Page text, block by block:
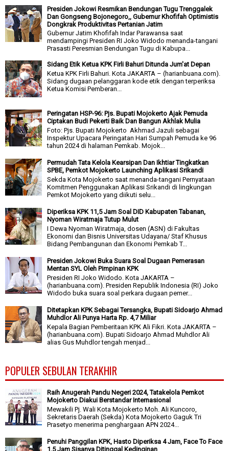
Presiden Jokowi Resmikan Bendungan Tugu Trenggalek
Dan Gongseng Bojonegoro,, Gubernur Khofifah Optimistis
Dongkrak Produktivitas Pertanian Jatim
Gubernur Jatim Khofifah Indar Parawansa saat
mendampingi Presiden RI Joko Widodo menanda-tangani
Prasasti Peresmian Bendungan Tugu di Kabupa...
Sidang Etik Ketua KPK Firli Bahuri Ditunda Jum'at Depan
Ketua KPK Firli Bahuri. Kota JAKARTA – (harianbuana.com).
Sidang dugaan pelanggaran kode etik dengan terperiksa
Ketua Komisi Pemberan...
Peringatan HSP-96: Pjs. Bupati Mojokerto Ajak Pemuda
Ciptakan Budi Pekerti Baik Dan Bangun Akhlak Mulia
Foto: Pjs. Bupati Mojokerto Akhmad Jazuli sebagai
Inspektur Upacara Peringatan Hari Sumpah Pemuda ke 96
tahun 2024 di halaman Pemkab. Mojok...
Permudah Tata Kelola Kearsipan Dan Ikhtiar Tingkatkan
SPBE, Pemkot Mojokerto Launching Aplikasi Srikandi
Sekda Kota Mojokerto saat menanda-tangani Pernyataan
Komitmen Penggunakan Aplikasi Srikandi di lingkungan
Pemkot Mojokerto yang diikuti selu...
Diperiksa KPK 11,5 Jam Soal DID Kabupaten Tabanan,
Nyoman Wiratmaja Tutup Mulut
I Dewa Nyoman Wiratmaja, dosen (ASN) di Fakultas
Ekonomi dan Bisnis Universitas Udayana/ Staf Khusus
Bidang Pembangunan dan Ekonomi Pemkab T...
Presiden Jokowi Buka Suara Soal Dugaan Pemerasan
Mentan SYL Oleh Pimpinan KPK
Presiden RI Joko Widodo. Kota JAKARTA –
(harianbuana.com). Presiden Republik Indonesia (RI) Joko
Widodo buka suara soal perkara dugaan pemer...
Ditetapkan KPK Sebagai Tersangka, Bupati Sidoarjo Ahmad
Muhdlor Ali Punya Harta Rp. 4,7 Miliar
Kepala Bagian Pemberitaan KPK Ali Fikri. Kota JAKARTA –
(harianbuana.com). Bupati Sidoarjo Ahmad Muhdlor Ali
alias Gus Muhdlor tengah menjad...
POPULER SEBULAN TERAKHIR
Raih Anugerah Pandu Negeri 2024, Tatakelola Pemkot
Mojokerto Diakui Berstandar Internasional
Mewakili Pj. Wali Kota Mojokerto Moh. Ali Kuncoro,
Sekretaris Daerah (Sekda) Kota Mojokerto Gaguk Tri
Prasetyo menerima penghargaan APN 2024...
Penuhi Panggilan KPK, Hasto Diperiksa 4 Jam, Face To Face
1,5 Jam Sisanya Ditinggal Kedinginan